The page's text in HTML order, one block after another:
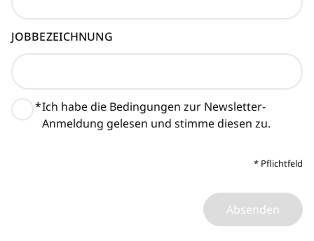
JOBBEZEICHNUNG
*Ich habe die Bedingungen zur Newsletter-
Anmeldung gelesen und stimme diesen zu.
* Pflichtfeld
Absenden